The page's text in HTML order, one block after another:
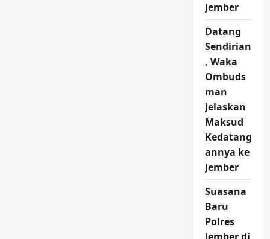
Jember
Datang
Sendirian
, Waka
Ombuds
man
Jelaskan
Maksud
Kedatang
annya ke
Jember
Suasana
Baru
Polres